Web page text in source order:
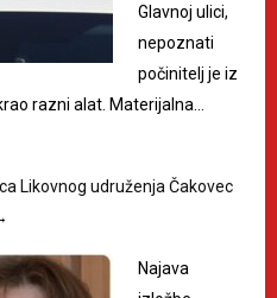
Glavnoj ulici,
nepoznati
počinitelj je iz
razni alat. Materijalna…
Likovnog udruženja Čakovec
Najava